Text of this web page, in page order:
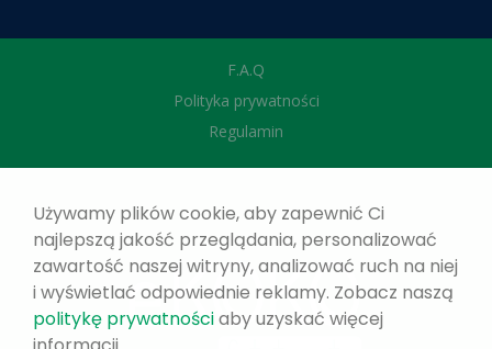
F.A.Q
Polityka prywatności
Regulamin
Używamy plików cookie, aby zapewnić Ci
najlepszą jakość przeglądania, personalizować
zawartość naszej witryny, analizować ruch na niej
i wyświetlać odpowiednie reklamy. Zobacz naszą
politykę prywatnościaby uzyskać więcej